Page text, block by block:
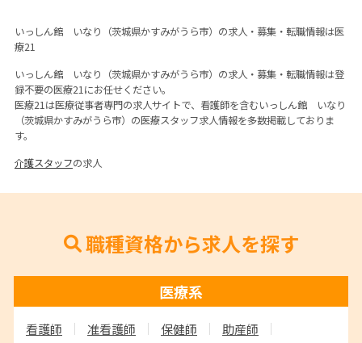
いっしん館 いなり（茨城県かすみがうら市）の求人・募集・転職情報は医
療21
いっしん館 いなり（茨城県かすみがうら市）の求人・募集・転職情報は登
録不要の医療21にお任せください。
医療21は医療従事者専門の求人サイトで、看護師を含むいっしん館 いなり
（茨城県かすみがうら市）の医療スタッフ求人情報を多数掲載しておりま
す。
介護スタッフの求人
職種資格から求人を探す
医療系
看護師 准看護師 保健師
助産師